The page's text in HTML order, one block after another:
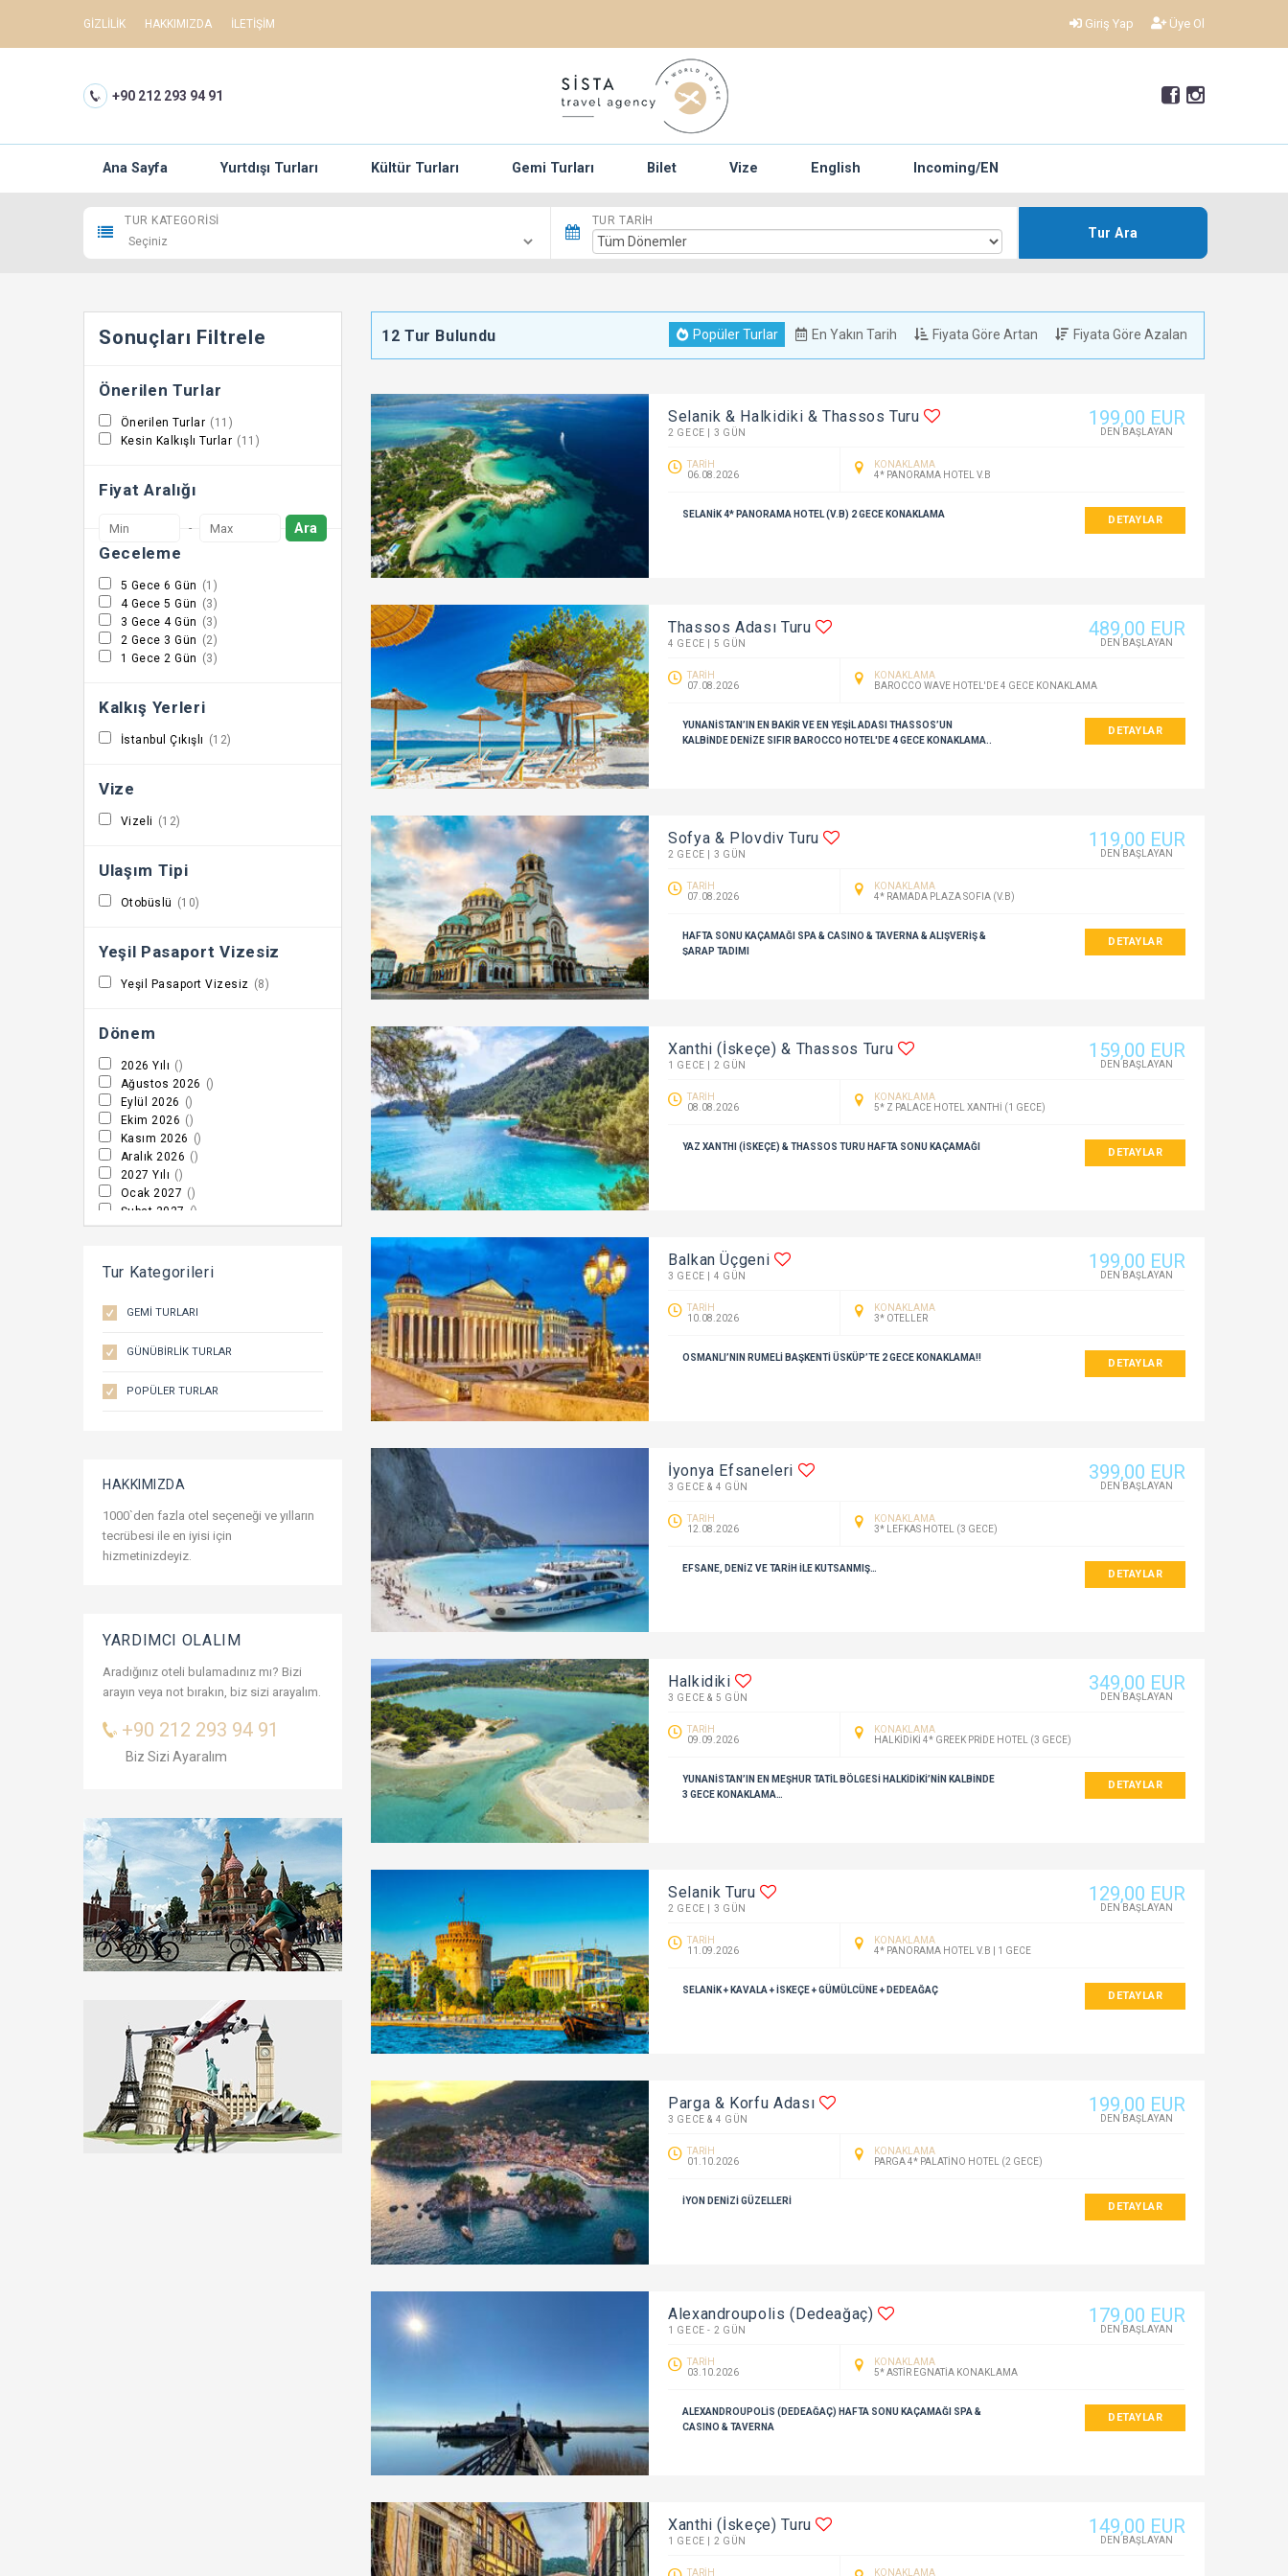
GİZLİLİK HAKKIMIZDA İLETİŞİM Giriş Yap Üye Ol
+90 212 293 94 91
Ana Sayfa Yurtdışı Turları Kültür Turları Gemi Turları Bilet Vize English Incoming/EN
TUR KATEGORISI TUR TARIH
Tur Ara
Sonuçları Filtrele
Önerilen Turlar
Önerilen Turlar (11)
Kesin Kalkışlı Turlar (11)
Fiyat Aralığı
- Ara
Geceleme
5 Gece 6 Gün (1)
4 Gece 5 Gün (3)
3 Gece 4 Gün (3)
2 Gece 3 Gün (2)
1 Gece 2 Gün (3)
Kalkış Yerleri
İstanbul Çıkışlı (12)
Vize
Vizeli (12)
Ulaşım Tipi
Otobüslü (10)
Yeşil Pasaport Vizesiz
Yeşil Pasaport Vizesiz (8)
Dönem
2026 Yılı ()
Ağustos 2026 ()
Eylül 2026 ()
Ekim 2026 ()
Kasım 2026 ()
Aralık 2026 ()
2027 Yılı ()
Ocak 2027 ()
Şubat 2027 ()
Mart 2027 ()
Mayıs 2027 ()
Haziran 2027
Tur Kategorileri
GEMI TURLARI
GÜNÜBIRLIK TURLAR
POPÜLER TURLAR
HAKKIMIZDA
1000`den fazla otel seçeneği ve yılların
tecrübesi ile en iyisi için
hizmetinizdeyiz.
YARDIMCI OLALIM
Aradığınız oteli bulamadınız mı? Bizi
arayın veya not bırakın, biz sizi arayalım.
+90 212 293 94 91
Biz Sizi Ayaralım
12 Tur Bulundu Popüler Turlar En Yakın Tarih Fiyata Göre Artan Fiyata Göre Azalan
Selanik & Halkidiki & Thassos Turu
2 GECE | 3 GÜN
199,00 EUR
DEN BAŞLAYAN
TARİH
06.08.2026
KONAKLAMA
4* PANORAMA HOTEL V.B
SELANIK 4* PANORAMA HOTEL (V.B) 2 GECE KONAKLAMA DETAYLAR
Thassos Adası Turu
4 GECE | 5 GÜN
489,00 EUR
DEN BAŞLAYAN
TARİH
07.08.2026
KONAKLAMA
BAROCCO WAVE HOTEL'DE 4 GECE KONAKLAMA
YUNANISTAN’IN EN BAKIR VE EN YEŞIL ADASI THASSOS’UN
KALBINDE DENIZE SIFIR BAROCCO HOTEL'DE 4 GECE KONAKLAMA..
DETAYLAR
Sofya & Plovdiv Turu
2 GECE | 3 GÜN
119,00 EUR
DEN BAŞLAYAN
TARİH
07.08.2026
KONAKLAMA
4* RAMADA PLAZA SOFIA (V.B)
HAFTA SONU KAÇAMAĞI SPA & CASINO & TAVERNA & ALIŞVERİŞ &
ŞARAP TADIMI
DETAYLAR
Xanthi (İskeçe) & Thassos Turu
1 GECE | 2 GÜN
159,00 EUR
DEN BAŞLAYAN
TARİH
08.08.2026
KONAKLAMA
5* Z PALACE HOTEL XANTHI (1 GECE)
YAZ XANTHI (İSKEÇE) & THASSOS TURU HAFTA SONU KAÇAMAĞI DETAYLAR
Balkan Üçgeni
3 GECE | 4 GÜN
199,00 EUR
DEN BAŞLAYAN
TARİH
10.08.2026
KONAKLAMA
3* OTELLER
OSMANLI’NIN RUMELI BAŞKENTI ÜSKÜP’TE 2 GECE KONAKLAMA!! DETAYLAR
İyonya Efsaneleri
3 GECE & 4 GÜN
399,00 EUR
DEN BAŞLAYAN
TARİH
12.08.2026
KONAKLAMA
3* LEFKAS HOTEL (3 GECE)
EFSANE, DENİZ VE TARİH İLE KUTSANMIŞ… DETAYLAR
Halkidiki
3 GECE & 5 GÜN
349,00 EUR
DEN BAŞLAYAN
TARİH
09.09.2026
KONAKLAMA
HALKIDIKI 4* GREEK PRIDE HOTEL (3 GECE)
YUNANISTAN’IN EN MEŞHUR TATIL BÖLGESI HALKIDIKI’NIN KALBINDE
3 GECE KONAKLAMA…
DETAYLAR
Selanik Turu
2 GECE | 3 GÜN
129,00 EUR
DEN BAŞLAYAN
TARİH
11.09.2026
KONAKLAMA
4* PANORAMA HOTEL V.B | 1 GECE
SELANIK + KAVALA + İSKEÇE + GÜMÜLCÜNE + DEDEAĞAÇ DETAYLAR
Parga & Korfu Adası
3 GECE & 4 GÜN
199,00 EUR
DEN BAŞLAYAN
TARİH
01.10.2026
KONAKLAMA
PARGA 4* PALATINO HOTEL (2 GECE)
İYON DENIZI GÜZELLERI DETAYLAR
Alexandroupolis (Dedeağaç)
1 GECE - 2 GÜN
179,00 EUR
DEN BAŞLAYAN
TARİH
03.10.2026
KONAKLAMA
5* ASTIR EGNATIA KONAKLAMA
ALEXANDROUPOLIS (DEDEAĞAÇ) HAFTA SONU KAÇAMAĞI SPA &
CASINO & TAVERNA
DETAYLAR
Xanthi (İskeçe) Turu
1 GECE | 2 GÜN
149,00 EUR
DEN BAŞLAYAN
TARİH KONAKLAMA